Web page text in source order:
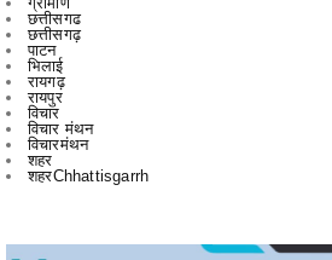
रायगढ़
रायपुर
विचार
विचार मंथन
विचारमंथन
शहर
शहरChhattisgarrh